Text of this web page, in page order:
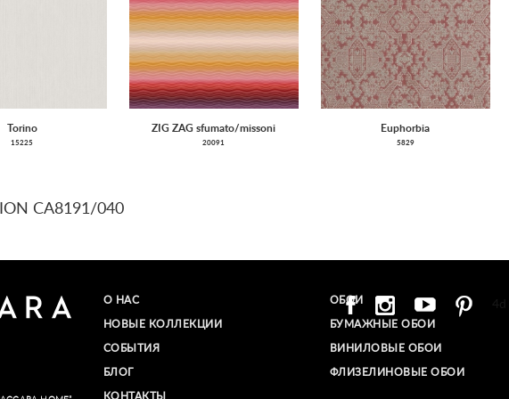
Torino
15225
ZIG ZAG sfumato/missoni
20091
Euphorbia
5829
CA8191/040
О НАС
НОВЫЕ КОЛЛЕКЦИИ
СОБЫТИЯ
БЛОГ
КОНТАКТЫ
ОБОИ
БУМАЖНЫЕ ОБОИ
ВИНИЛОВЫЕ ОБОИ​
ФЛИЗЕЛИНОВЫЕ ОБОИ